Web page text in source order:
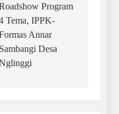
Program
Tema, IPPK-
Annar
Sambangi Desa